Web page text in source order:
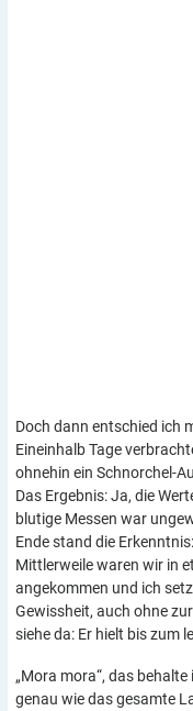
Doch dann entschied ich
Eineinhalb Tage
ohnehin ein Schnorchel-
Das Ergebnis: Ja, die
blutige Messen war
Ende stand die
Mittlerweile waren wir in
angekommen und ich
Gewissheit, auch ohne
siehe da: Er hielt bis zum
„Mora mora“, das
genau wie das gesamte